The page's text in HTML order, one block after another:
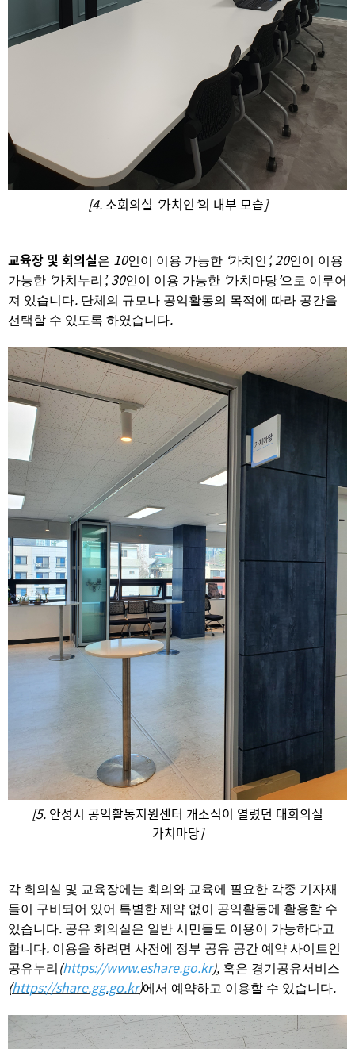
[4.소회의실 ‘가치인 ’의 내부 모습]
교육장 및 회의실은 10인이 이용 가능한 ‘가치인 ’, 20인이 이용
가능한 ‘가치누리 ’, 30인이 이용 가능한 ‘가치마당’으로 이루어
져 있습니다. 단체의 규모나 공익활동의 목적에 따라 공간을
선택할 수 있도록 하였습니다.
[5. 안성시 공익활동지원센터 개소식이 열렸던 대회의실
가치마당]
각 회의실 및 교육장에는 회의와 교육에 필요한 각종 기자재
들이 구비되어 있어 특별한 제약 없이 공익활동에 활용할 수
있습니다. 공유 회의실은 일반 시민들도 이용이 가능하다고
합니다. 이용을 하려면 사전에 정부 공유 공간 예약 사이트인
공유누리 (https://www.eshare.go.kr), 혹은 경기공유서비스
(https://share.gg.go.kr)에서 예약하고 이용할 수 있습니다.